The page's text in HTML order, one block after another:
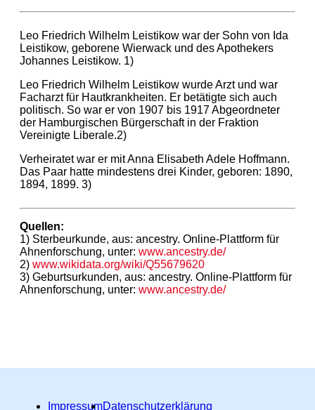
Leo Friedrich Wilhelm Leistikow war der Sohn von Ida
Leistikow, geborene Wierwack und des Apothekers
Johannes Leistikow. 1)
Leo Friedrich Wilhelm Leistikow wurde Arzt und war
Facharzt für Hautkrankheiten. Er betätigte sich auch
politisch. So war er von 1907 bis 1917 Abgeordneter
der Hamburgischen Bürgerschaft in der Fraktion
Vereinigte Liberale.2)
Verheiratet war er mit Anna Elisabeth Adele Hoffmann.
Das Paar hatte mindestens drei Kinder, geboren: 1890,
1894, 1899. 3)
Quellen:
1) Sterbeurkunde, aus: ancestry. Online-Plattform für
Ahnenforschung, unter: www.ancestry.de/
2) www.wikidata.org/wiki/Q55679620
3) Geburtsurkunden, aus: ancestry. Online-Plattform für
Ahnenforschung, unter: www.ancestry.de/
ImpressumDatenschutzerklärung